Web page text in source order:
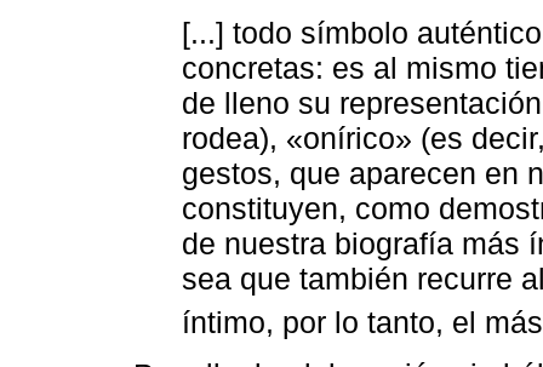
[...] todo símbolo
concretas: es al mismo
de lleno su
rodea), «onírico» (es
gestos, que aparecen en
constituyen, como
de nuestra biografía más
sea que también recurre
íntimo, por lo tanto, el